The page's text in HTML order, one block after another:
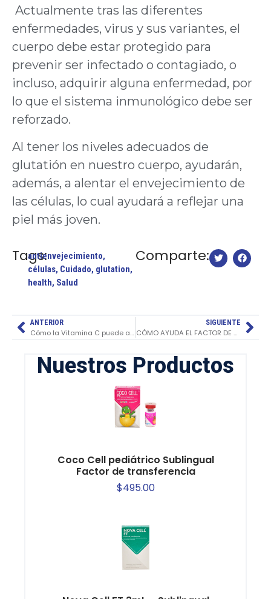
Actualmente tras las diferentes
enfermedades, virus y sus variantes, el
cuerpo debe estar protegido para
prevenir ser infectado o contagiado, o
incluso, adquirir alguna enfermedad, por
lo que el sistema inmunológico debe ser
reforzado.
Al tener los niveles adecuados de
glutatión en nuestro cuerpo, ayudarán,
además, a alentar el envejecimiento de
las células, lo cual ayudará a reflejar una
piel más joven.
Tags:
antienvejecimiento,
células, Cuidado, glutation,
health, Salud
Comparte:
ANTERIOR
Cómo la Vitamina C puede ayudar al tratamiento de cáncer
SIGUIENTE
CÓMO AYUDA EL FACTOR DE TRANSFERENCIA A PACIENTES CON DERMATITIS ATÓPICA GRAVE
Nuestros Productos
Coco Cell pediátrico Sublingual
Factor de transferencia
$495.00